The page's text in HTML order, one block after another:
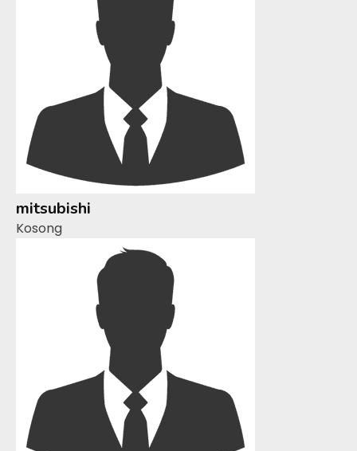
mitsubishi
Kosong